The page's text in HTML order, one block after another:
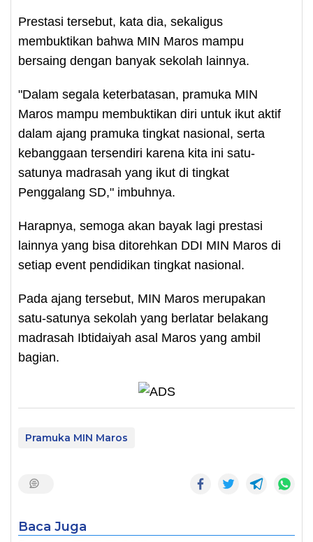
Prestasi tersebut, kata dia, sekaligus
membuktikan bahwa MIN Maros mampu
bersaing dengan banyak sekolah lainnya.
"Dalam segala keterbatasan, pramuka MIN
Maros mampu membuktikan diri untuk ikut aktif
dalam ajang pramuka tingkat nasional, serta
kebanggaan tersendiri karena kita ini satu-
satunya madrasah yang ikut di tingkat
Penggalang SD," imbuhnya.
Harapnya, semoga akan bayak lagi prestasi
lainnya yang bisa ditorehkan DDI MIN Maros di
setiap event pendidikan tingkat nasional.
Pada ajang tersebut, MIN Maros merupakan
satu-satunya sekolah yang berlatar belakang
madrasah Ibtidaiyah asal Maros yang ambil
bagian.
Pramuka MIN Maros
Baca Juga